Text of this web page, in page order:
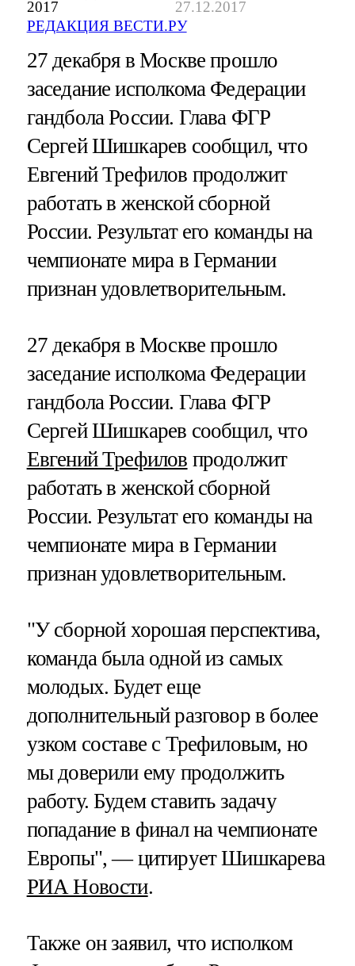
2017
27.12.2017
РЕДАКЦИЯ ВЕСТИ.РУ
27 декабря в Москве прошло
заседание исполкома Федерации
гандбола России. Глава ФГР
Сергей Шишкарев сообщил, что
Евгений Трефилов продолжит
работать в женской сборной
России. Результат его команды на
чемпионате мира в Германии
признан удовлетворительным.
27 декабря в Москве прошло
заседание исполкома Федерации
гандбола России. Глава ФГР
Сергей Шишкарев сообщил, что
Евгений Трефилов продолжит
работать в женской сборной
России. Результат его команды на
чемпионате мира в Германии
признан удовлетворительным.
"У сборной хорошая перспектива,
команда была одной из самых
молодых. Будет еще
дополнительный разговор в более
узком составе с Трефиловым, но
мы доверили ему продолжить
работу. Будем ставить задачу
попадание в финал на чемпионате
Европы", — цитирует Шишкарева
РИА Новости.
Также он заявил, что исполком